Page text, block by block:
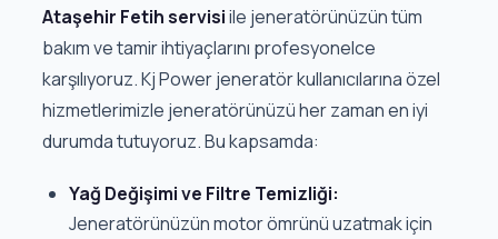
Ataşehir Fetih servisiile jeneratörünüzün tüm
bakım ve tamir ihtiyaçlarını profesyonelce
karşılıyoruz. Kj Power jeneratör kullanıcılarına özel
hizmetlerimizle jeneratörünüzü her zaman en iyi
durumda tutuyoruz. Bu kapsamda:
Yağ Değişimi ve Filtre Temizliği:
Jeneratörünüzün motor ömrünü uzatmak için